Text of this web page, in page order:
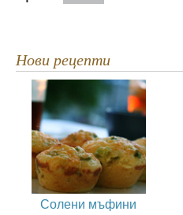
Нови рецепти
Солени мъфини